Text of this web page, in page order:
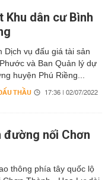
Khu dân cư Bình
Dịch vụ đấu giá tài sản
và Ban Quản lý dự
huyện Phú Riềng...
THẦU 17:36 | 02/07/2022
đường nối Chơn
thông phía tây quốc lộ